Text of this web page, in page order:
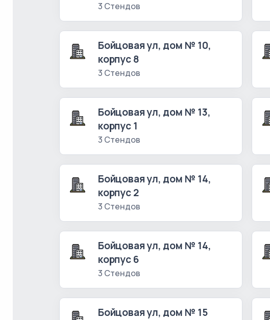
3 Стендов
Бойцовая ул, дом № 10,
корпус 8
3 Стендов
Бойцовая ул, дом № 13,
корпус 1
3 Стендов
Бойцовая ул, дом № 14,
корпус 2
3 Стендов
Бойцовая ул, дом № 14,
корпус 6
3 Стендов
Бойцовая ул, дом № 15